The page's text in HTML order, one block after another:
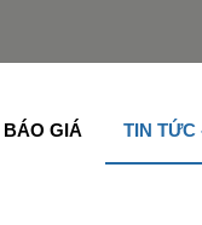
Slim Azdoor,
GIÁ TIN TỨC